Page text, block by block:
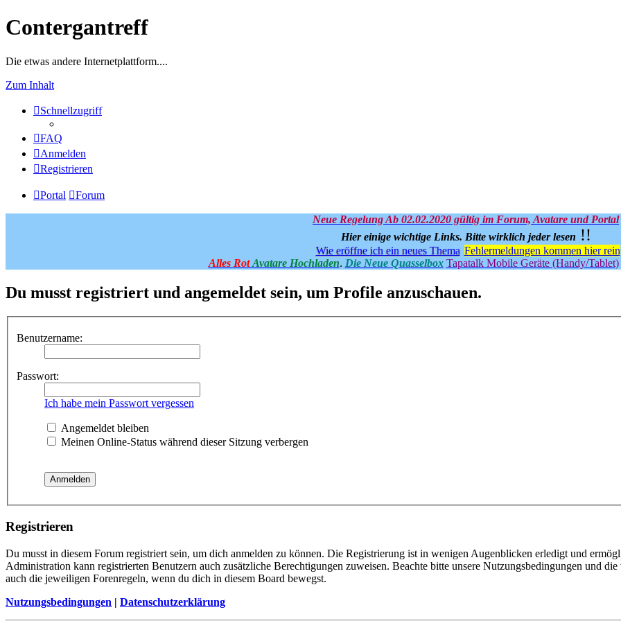
Contergantreff
Die etwas andere Internetplattform....
Zum Inhalt
Schnellzugriff
FAQ
Anmelden
Registrieren
Portal Forum
Neue Regelung Ab 02.02.2020 gültig im Forum, Avatare und Portal
Hier einige wichtige Links. Bitte wirklich jeder lesen !!
Wie eröffne ich ein neues Thema Fehlermeldungen kommen hier rein
Alles Rot Avatare Hochladen. Die Neue Quasselbox Tapatalk Mobile Geräte (Handy/Tablet)
Du musst registriert und angemeldet sein, um Profile anzuschauen.
Benutzername:
Passwort:
Ich habe mein Passwort vergessen
Angemeldet bleiben
Meinen Online-Status während dieser Sitzung verbergen
Registrieren
Du musst in diesem Forum registriert sein, um dich anmelden zu können. Die Registrierung ist in wenigen Augenblicken erledigt und
Administration kann registrierten Benutzern auch zusätzliche Berechtigungen zuweisen. Beachte bitte unsere Nutzungsbedingungen und
auch die jeweiligen Forenregeln, wenn du dich in diesem Board bewegst.
Nutzungsbedingungen | Datenschutzerklärung